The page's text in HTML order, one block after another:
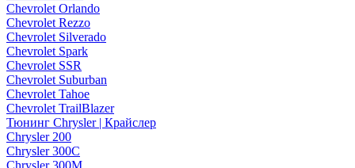
Chevrolet Orlando
Chevrolet Rezzo
Chevrolet Silverado
Chevrolet Spark
Chevrolet SSR
Chevrolet Suburban
Chevrolet Tahoe
Chevrolet TrailBlazer
Тюнинг Chrysler | Крайслер
Chrysler 200
Chrysler 300C
Chrysler 300M